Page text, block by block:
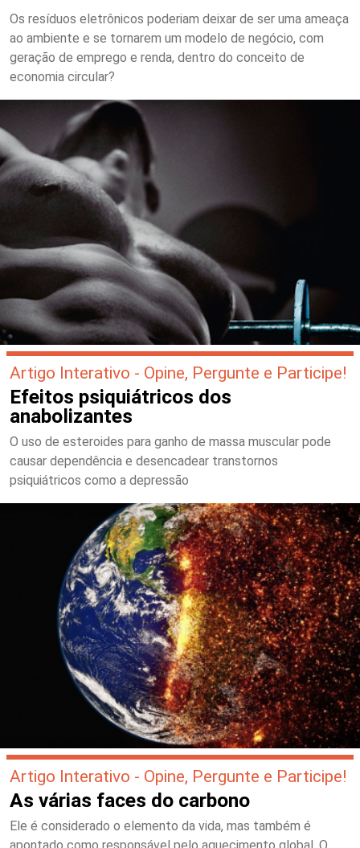
Os resíduos eletrônicos poderiam deixar de ser uma ameaça
ao ambiente e se tornarem um modelo de negócio, com
geração de emprego e renda, dentro do conceito de
economia circular?
Artigo Interativo - Opine, Pergunte e Participe!
Efeitos psiquiátricos dos
anabolizantes
O uso de esteroides para ganho de massa muscular pode
causar dependência e desencadear transtornos
psiquiátricos como a depressão
Artigo Interativo - Opine, Pergunte e Participe!
As várias faces do carbono
Ele é considerado o elemento da vida, mas também é